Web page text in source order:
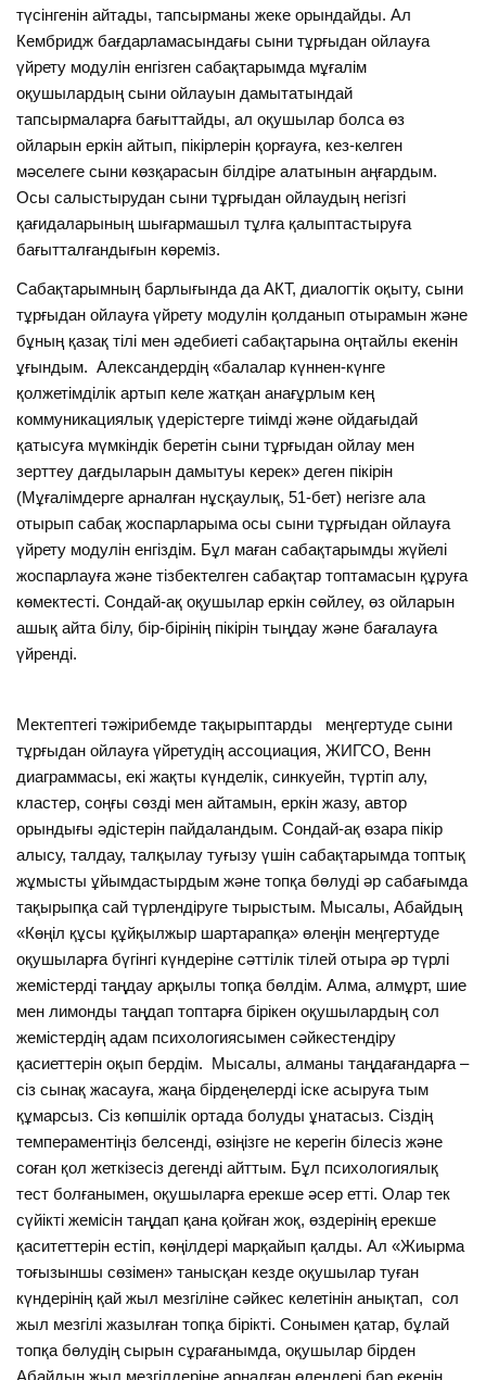
түсінгенін айтады, тапсырманы жеке орындайды. Ал
Кембридж бағдарламасындағы сыни тұрғыдан ойлауға
үйрету модулін енгізген сабақтарымда мұғалім
оқушылардың сыни ойлауын дамытатындай
тапсырмаларға бағыттайды, ал оқушылар болса өз
ойларын еркін айтып, пікірлерін қорғауға, кез-келген
мәселеге сыни көзқарасын білдіре алатынын аңғардым.
Осы салыстырудан сыни тұрғыдан ойлаудың негізгі
қағидаларының шығармашыл тұлға қалыптастыруға
бағытталғандығын көреміз.
Сабақтарымның барлығында да АКТ, диалогтік оқыту, сыни
тұрғыдан ойлауға үйрету модулін қолданып отырамын және
бұның қазақ тілі мен әдебиеті сабақтарына оңтайлы екенін
ұғындым. Александердің «балалар күннен-күнге
қолжетімділік артып келе жатқан анағұрлым кең
коммуникациялық үдерістерге тиімді және ойдағыдай
қатысуға мүмкіндік беретін сыни тұрғыдан ойлау мен
зерттеу дағдыларын дамытуы керек» деген пікірін
(Мұғалімдерге арналған нұсқаулық, 51-бет) негізге ала
отырып сабақ жоспарларыма осы сыни тұрғыдан ойлауға
үйрету модулін енгіздім. Бұл маған сабақтарымды жүйелі
жоспарлауға және тізбектелген сабақтар топтамасын құруға
көмектесті. Сондай-ақ оқушылар еркін сөйлеу, өз ойларын
ашық айта білу, бір-бірінің пікірін тыңдау және бағалауға
үйренді.
Мектептегі тәжірибемде тақырыптарды меңгертуде сыни
тұрғыдан ойлауға үйретудің ассоциация, ЖИГСО, Венн
диаграммасы, екі жақты күнделік, синкуейн, түртіп алу,
кластер, соңғы сөзді мен айтамын, еркін жазу, автор
орындығы әдістерін пайдаландым. Сондай-ақ өзара пікір
алысу, талдау, талқылау туғызу үшін сабақтарымда топтық
жұмысты ұйымдастырдым және топқа бөлуді әр сабағымда
тақырыпқа сай түрлендіруге тырыстым. Мысалы, Абайдың
«Көңіл құсы құйқылжыр шартарапқа» өлеңін меңгертуде
оқушыларға бүгінгі күндеріне сәттілік тілей отыра әр түрлі
жемістерді таңдау арқылы топқа бөлдім. Алма, алмұрт, шие
мен лимонды таңдап топтарға бірікен оқушылардың сол
жемістердің адам психологиясымен сәйкестендіру
қасиеттерін оқып бердім. Мысалы, алманы таңдағандарға –
сіз сынақ жасауға, жаңа бірдеңелерді іске асыруға тым
құмарсыз. Сіз көпшілік ортада болуды ұнатасыз. Сіздің
темпераментіңіз белсенді, өзіңізге не керегін білесіз және
соған қол жеткізесіз дегенді айттым. Бұл психологиялық
тест болғанымен, оқушыларға ерекше әсер етті. Олар тек
сүйікті жемісін таңдап қана қойған жоқ, өздерінің ерекше
қаситеттерін естіп, көңілдері марқайып қалды. Ал «Жиырма
тоғызыншы сөзімен» танысқан кезде оқушылар туған
күндерінің қай жыл мезгіліне сәйкес келетінін анықтап, сол
жыл мезгілі жазылған топқа бірікті. Сонымен қатар, бұлай
топқа бөлудің сырын сұрағанымда, оқушылар бірден